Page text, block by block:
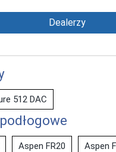
Dealerzy
512 DAC
Aspen FR20 Aspen